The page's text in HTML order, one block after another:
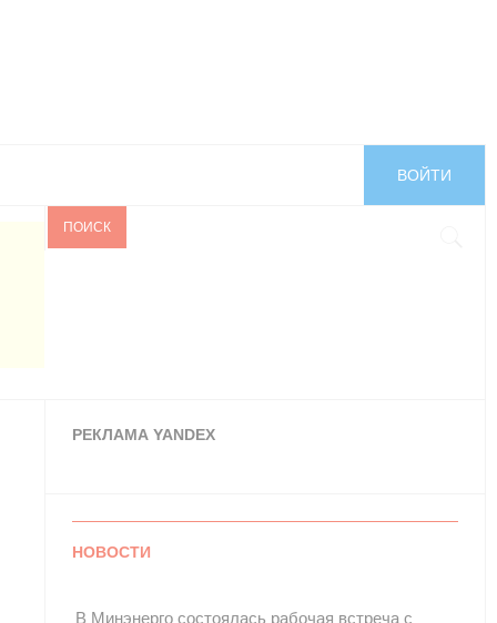
ВОЙТИ
ПОИСК
РЕКЛАМА YANDEX
НОВОСТИ
В Минэнерго состоялась рабочая встреча с